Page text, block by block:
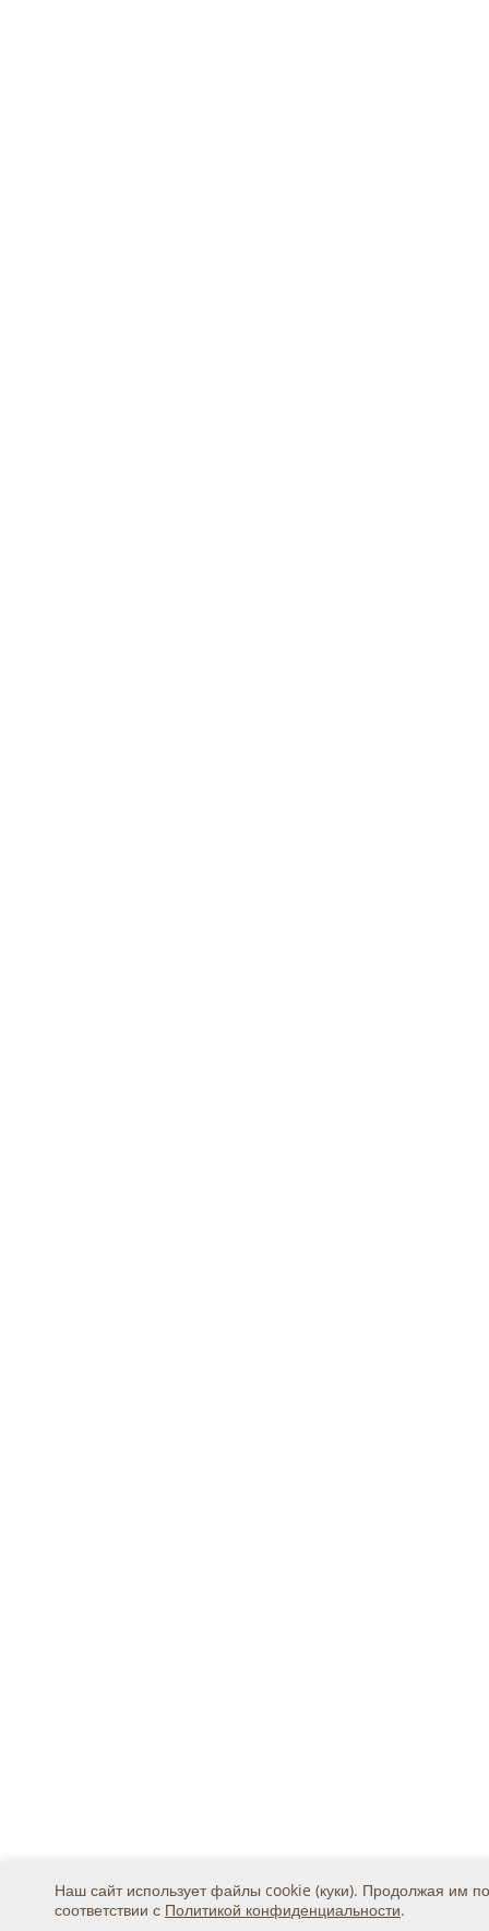
Наш сайт использует файлы cookie (куки). Продолжая им
соответствии с Политикой конфиденциальности.